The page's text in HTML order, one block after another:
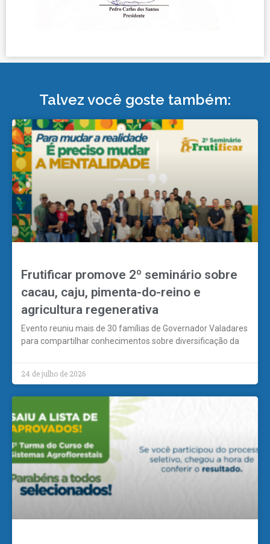
Talvez você goste também:
Frutificar promove 2º seminário sobre
cacau, caju, pimenta-do-reino e
agricultura regenerativa
Evento reuniu mais de 30 famílias de Governador Valadares
para compartilhar conhecimentos sobre diversificação da
24 de julho de 2026